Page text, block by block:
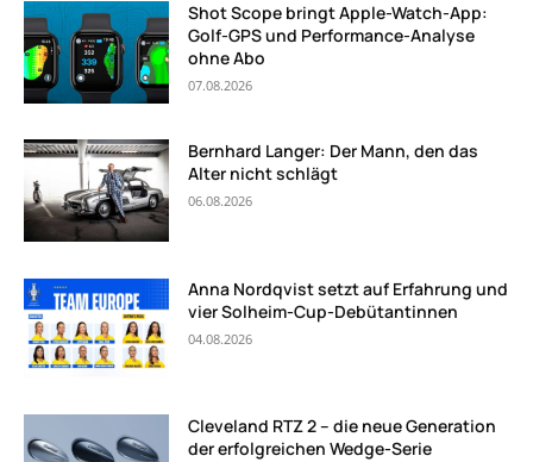
Shot Scope bringt Apple-Watch-App:
Golf-GPS und Performance-Analyse
ohne Abo
07.08.2026
Bernhard Langer: Der Mann, den das
Alter nicht schlägt
06.08.2026
Anna Nordqvist setzt auf Erfahrung und
vier Solheim-Cup-Debütantinnen
04.08.2026
Cleveland RTZ 2 – die neue Generation
der erfolgreichen Wedge-Serie